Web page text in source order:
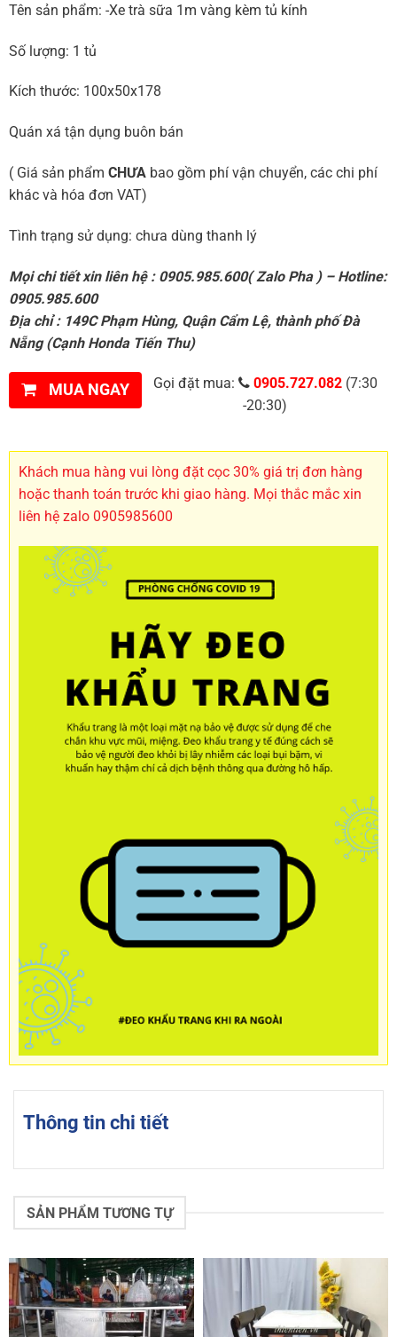
Tên sản phẩm: -Xe trà sữa 1m vàng kèm tủ kính
Số lượng: 1 tủ
Kích thước: 100x50x178
Quán xá tận dụng buôn bán
( Giá sản phẩm CHƯAbao gồm phí vận chuyển, các chi phí
khác và hóa đơn VAT)
Tình trạng sử dụng: chưa dùng thanh lý
Mọi chi tiết xin liên hệ : 0905.985.600( Zalo Pha ) – Hotline:
0905.985.600
Địa chỉ : 149C Phạm Hùng, Quận Cẩm Lệ, thành phố Đà
Nẵng (Cạnh Honda Tiến Thu)
MUA NGAY Gọi đặt mua: 0905.727.082(7:30
-20:30)
Khách mua hàng vui lòng đặt cọc 30% giá trị đơn hàng
hoặc thanh toán trước khi giao hàng. Mọi thắc mắc xin
liên hệ zalo 0905985600
Thông tin chi tiết
SẢN PHẨM TƯƠNG TỰ